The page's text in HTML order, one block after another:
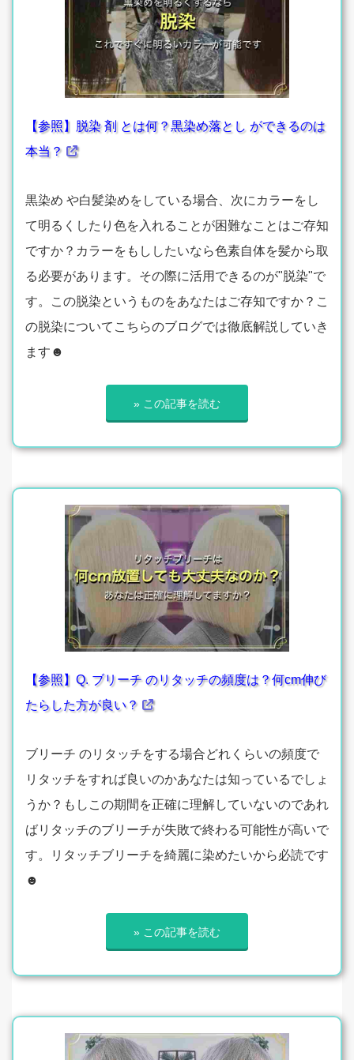
【参照】脱染 剤 とは何？黒染め落とし ができるのは
本当？
黒染め や白髪染めをしている場合、次にカラーをし
て明るくしたり色を入れることが困難なことはご存知
ですか？カラーをもししたいなら色素自体を髪から取
る必要があります。その際に活用できるのが"脱染"で
す。この脱染というものをあなたはご存知ですか？こ
の脱染についてこちらのブログでは徹底解説していき
ます☻
» この記事を読む
【参照】Q. ブリーチ のリタッチの頻度は？何cm伸び
たらした方が良い？
ブリーチ のリタッチをする場合どれくらいの頻度で
リタッチをすれば良いのかあなたは知っているでしょ
うか？もしこの期間を正確に理解していないのであれ
ばリタッチのブリーチが失敗で終わる可能性が高いで
す。リタッチブリーチを綺麗に染めたいから必読です
☻
» この記事を読む